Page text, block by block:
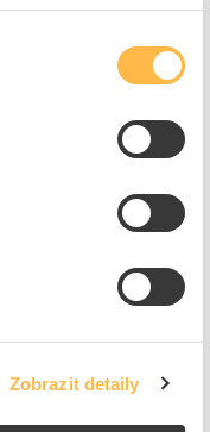
Zobrazit detaily
+
Česká republika